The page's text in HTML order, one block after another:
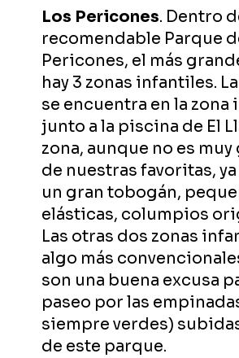
Los Pericones. Dentro
recomendable Parque
Pericones, el más
hay 3 zonas infantiles.
se encuentra en la
junto a la piscina de El
zona, aunque no es muy
de nuestras favoritas,
un gran tobogán,
elásticas, columpios
Las otras dos zonas
algo más
son una buena excusa
paseo por las
siempre verdes)
de este parque.